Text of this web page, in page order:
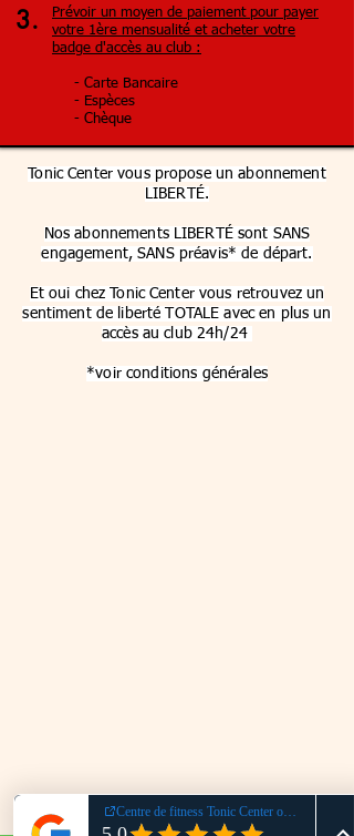
3.
Prévoir un moyen de paiement pour payer
votre 1ère mensualité et acheter votre
badge d'accès au club :
- Carte Bancaire
- Espèces
- Chèque
Tonic Center vous propose un abonnement
LIBERTÉ.
Nos abonnements LIBERTÉ sont SANS
engagement, SANS préavis* de départ.
Et oui chez Tonic Center vous retrouvez un
sentiment de liberté TOTALE avec en plus un
accès au club 24h/24
*voir conditions générales